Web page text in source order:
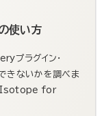
使い方
プラグイン・
きないかを調べま
『Isotope for